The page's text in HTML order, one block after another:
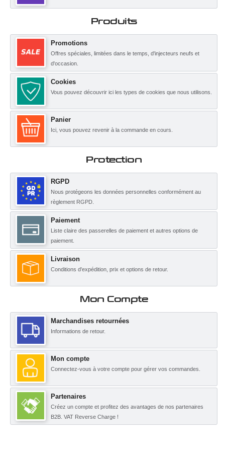
Produits
Promotions
Offres spéciales, limitées dans le temps, d'injecteurs neufs et
d'occasion.
Cookies
Vous pouvez découvrir ici les types de cookies que nous utilisons.
Panier
Ici, vous pouvez revenir à la commande en cours.
Protection
RGPD
Nous protégeons les données personnelles conformément au
règlement RGPD.
Paiement
Liste claire des passerelles de paiement et autres options de
paiement.
Livraison
Conditions d'expédition, prix et options de retour.
Mon Compte
Marchandises retournées
Informations de retour.
Mon compte
Connectez-vous à votre compte pour gérer vos commandes.
Partenaires
Créez un compte et profitez des avantages de nos partenaires
B2B. VAT Reverse Charge !